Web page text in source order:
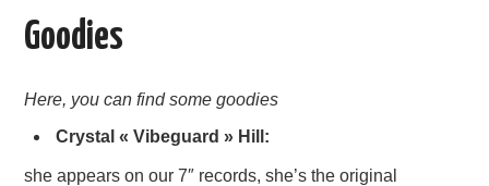
NEWS
CONCERTS
Goodies
Here, you can find some goodies
Crystal « Vibeguard » Hill:
she appears on our 7″ records, she’s the original